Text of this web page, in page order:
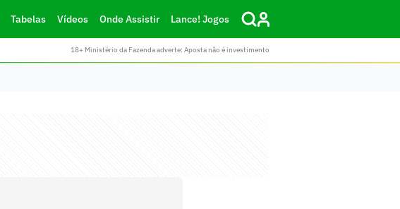
Tabelas Vídeos Onde Assistir Lance! Jogos
18+ Ministério da Fazenda adverte: Aposta não é investimento